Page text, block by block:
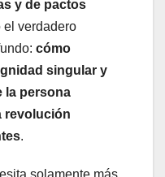
y de pactos
el verdadero
cómo
singular y
la persona
revolución
.
solamente más